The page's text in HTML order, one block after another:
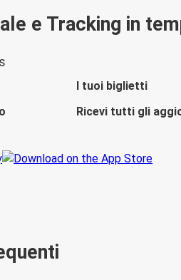
e Tracking in
I tuoi biglietti
Ricevi tutti gli